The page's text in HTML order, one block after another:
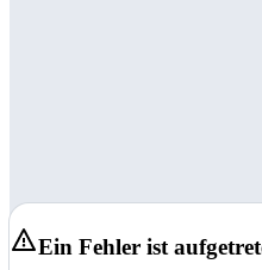
Ein Fehler ist